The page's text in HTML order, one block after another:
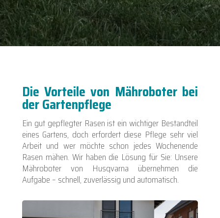
Die Vorteile von Mähroboter bei
der Gartenpflege
Ein gut gepflegter Rasen ist ein wichtiger Bestandteil
eines Gartens, doch erfordert diese Pflege sehr viel
Arbeit und wer möchte schon jedes Wochenende
Rasen mähen. Wir haben die Lösung für Sie: Unsere
Mähroboter von Husqvarna übernehmen die
Aufgabe – schnell, zuverlässig und automatisch.